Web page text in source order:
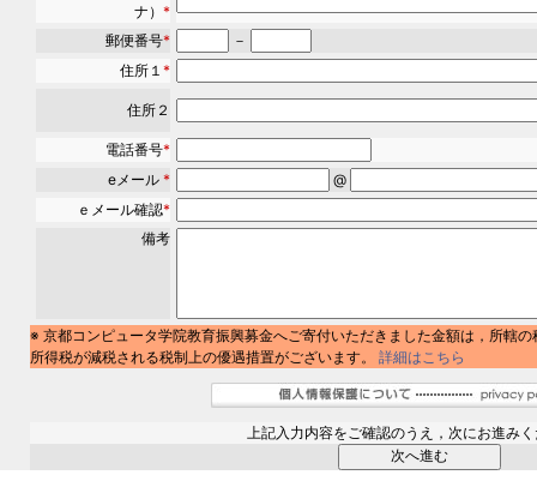
ナ） *
郵便番号*
－
住所１ *
住所２
電話番号*
eメール *
@
ｅメール確認*
備考
※ 京都コンピュータ学院教育振興募金へご寄付いただきました金額は，所轄
所得税が減税される税制上の優遇措置がございます。 詳細はこちら
上記入力内容をご確認のうえ，次にお進み